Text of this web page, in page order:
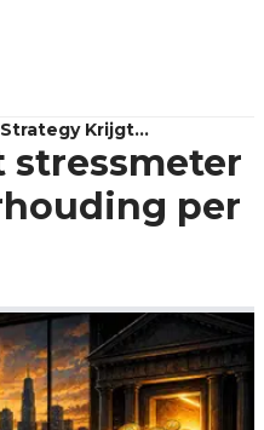
Strategy Krijgt
Stressmeter Nu Bitcoin-
Verhouding Per Aandeel
Daalt
per